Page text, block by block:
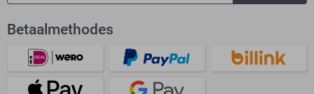
Betaalmethodes